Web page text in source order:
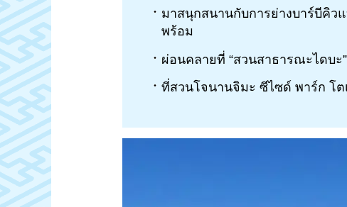
มาสนุกสนานกับการย่างบาร์บีคิว
พร้อม
ผ่อนคลายที่ “สวนสาธารณะไดบ
ที่สวนโจนานจิมะ ซีไซด์ พาร์ก โ